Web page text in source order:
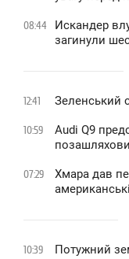
08:44
Искандер
загинули
12:41 Зеленський
10:59
Audi Q9
07:29
Хмара дав
10:39
Потужний